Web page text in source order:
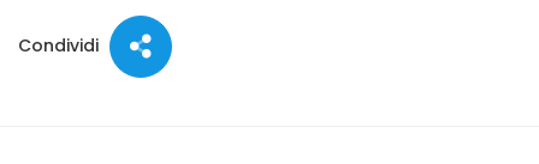
Condividi